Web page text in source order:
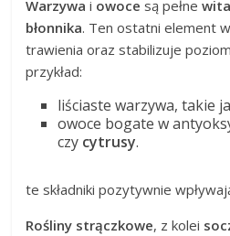
Warzywa i owoce są pełne
błonnika. Ten ostatni element
trawienia oraz stabilizuje
przykład:
liściaste warzywa, takie
owoce bogate w
czy cytrusy.
te składniki pozytywnie
Rośliny strączkowe, z kolei